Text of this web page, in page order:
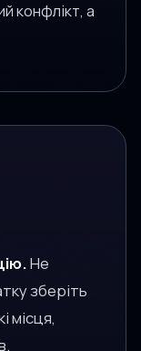
конфлікт, а
Не
зберіть
місця,